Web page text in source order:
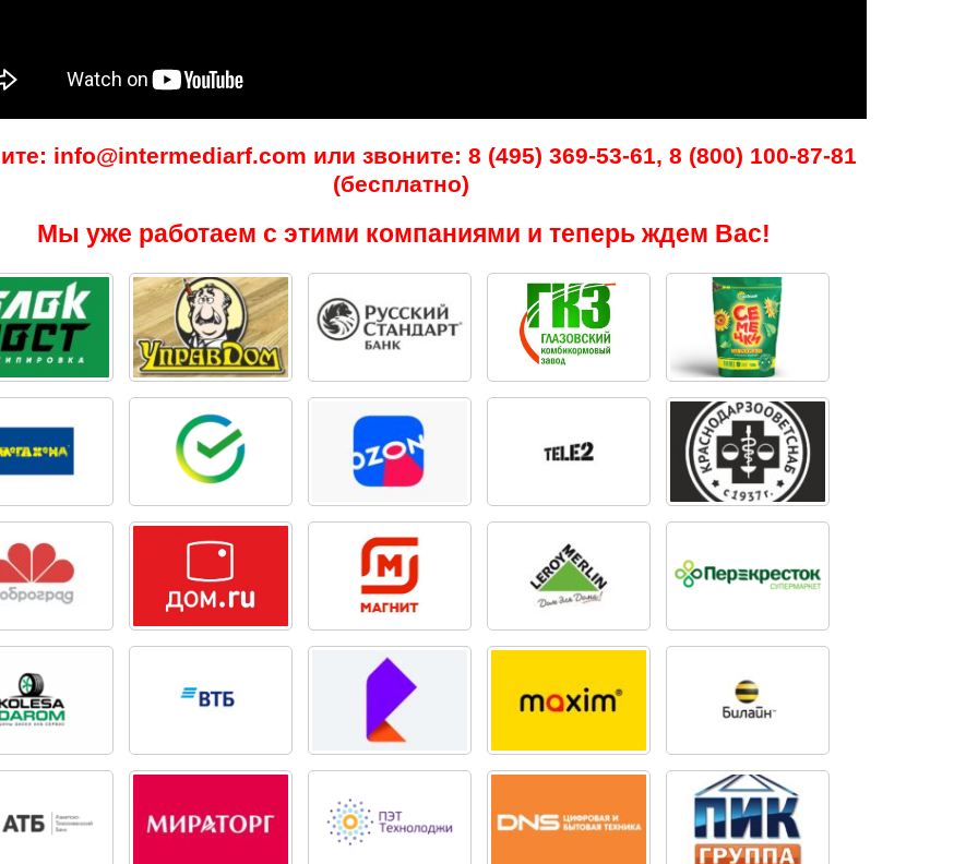
info@intermediarf.com или звоните: 8 (495) 369-53-61, 8 (800) 100-87-81
(бесплатно)
Мы уже работаем с этими компаниями и теперь ждем Вас!